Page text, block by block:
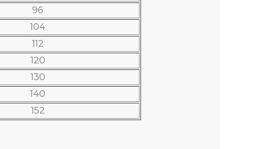
96
104
112
120
130
140
152